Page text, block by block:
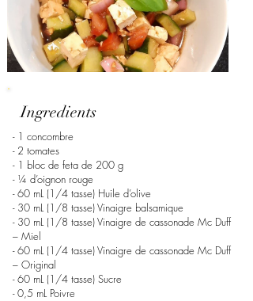
Ingredients
- 1 concombre
- 2 tomates
- 1 bloc de feta de 200 g
- ¼ d’oignon rouge
- 60 mL (1/4 tasse) Huile d’olive
- 30 mL (1/8 tasse) Vinaigre balsamique
- 30 mL (1/8 tasse) Vinaigre de cassonade Mc Duff
– Miel
- 60 mL (1/4 tasse) Vinaigre de cassonade Mc Duff
– Original
- 60 mL (1/4 tasse) Sucre
- 0,5 mL Poivre